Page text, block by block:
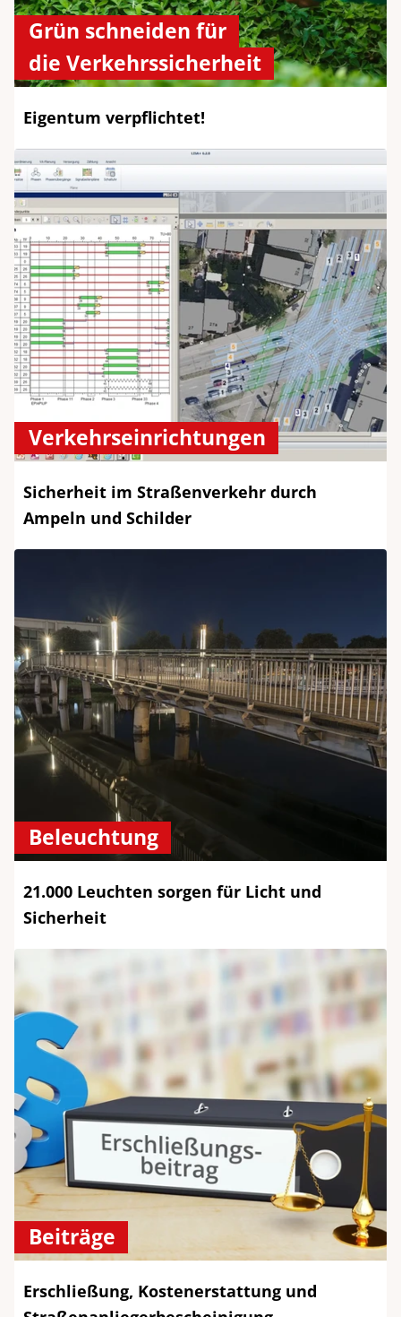
Grün schneiden für
die Verkehrssicherheit
Eigentum verpflichtet!
Verkehrseinrichtungen
Sicherheit im Straßenverkehr durch
Ampeln und Schilder
Beleuchtung
21.000 Leuchten sorgen für Licht und
Sicherheit
Beiträge
Erschließung, Kostenerstattung und